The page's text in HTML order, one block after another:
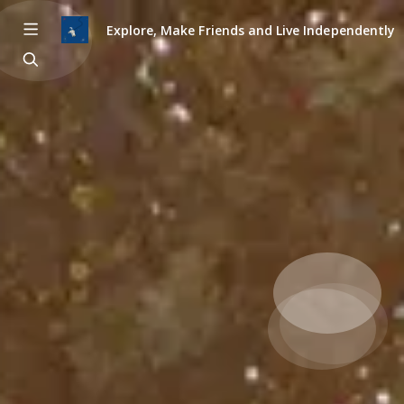
Explore, Make Friends and Live Independently